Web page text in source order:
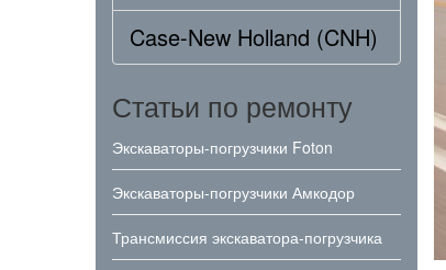
Case-New Holland (CNH)
Статьи по ремонту
Экскаваторы-погрузчики Foton
Экскаваторы-погрузчики Амкодор
Трансмиссия экскаватора-погрузчика